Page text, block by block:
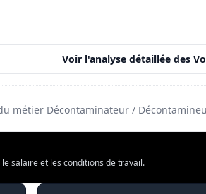
Voir l'analyse détaillée des
métier Décontaminateur /
salaire et les conditions de travail.
1.2
4.4